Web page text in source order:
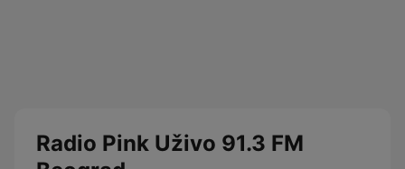
Radio Pink Uživo 91.3 FM